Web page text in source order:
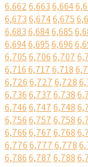
6,6626,6636,664
6,6736,6746,675
6,6836,6846,685
6,6946,6956,696
6,7056,7066,707
6,7166,7176,718
6,7266,7276,728
6,7366,7376,738
6,7466,7476,748
6,7566,7576,758
6,7666,7676,768
6,7766,7776,778
6,7866,7876,788